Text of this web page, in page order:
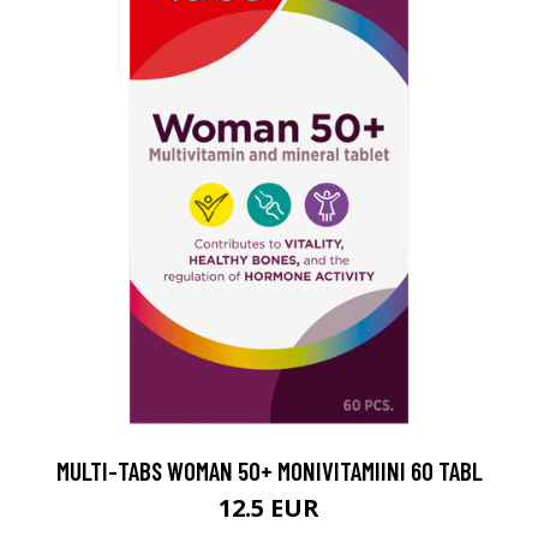
MULTI-TABS WOMAN 50+ MONIVITAMIINI 60 TABL
12.5 EUR